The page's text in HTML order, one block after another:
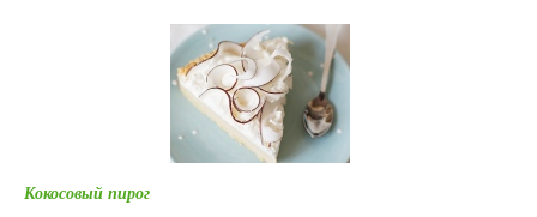
Кокосовый пирог